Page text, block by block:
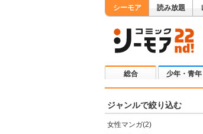
シーモア 読み放題
総合 少年・青年
ジャンルで絞り込む
女性マンガ(2)